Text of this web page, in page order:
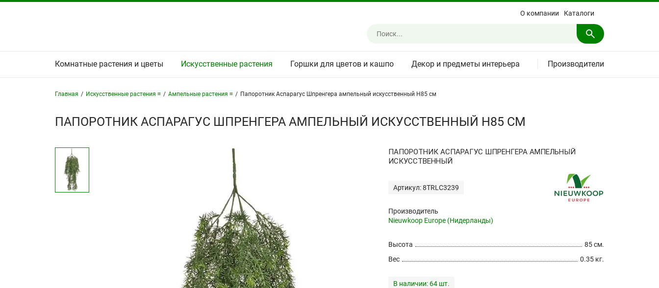
О компании Каталоги
Комнатные растения и цветы Искусственные растения Горшки для цветов и кашпо Декор и предметы интерьера Производители
Главная / Искусственные растения ≡ / Ампельные растения ≡ / Папоротник Аспарагус Шпренгера ампельный искусственный H85 см
ПАПОРОТНИК АСПАРАГУС ШПРЕНГЕРА АМПЕЛЬНЫЙ ИСКУССТВЕННЫЙ H85 СМ
ПАПОРОТНИК АСПАРАГУС ШПРЕНГЕРА АМПЕЛЬНЫЙ
ИСКУССТВЕННЫЙ
Артикул: 8TRLC3239
Производитель
Nieuwkoop Europe (Нидерланды)
85 см.
Высота
0.35 кг.
Вес
В наличии: 64 шт.